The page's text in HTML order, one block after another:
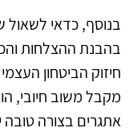
בנוסף, כדאי לשאול
בהבנת ההצלחות
חיזוק הביטחון
מקבל משוב חיובי,
אתגרים בצורה טובה